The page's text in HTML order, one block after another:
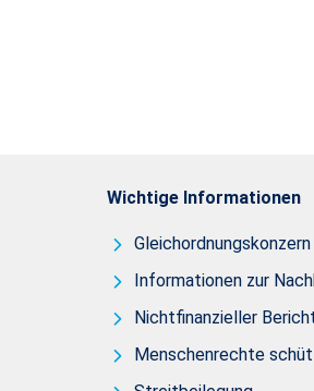
Wichtige Informationen
Gleichordnungskonzern
Informationen zur
Nichtfinanzieller
Menschenrechte